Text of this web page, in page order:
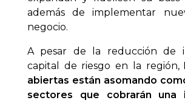
además de implementar
negocio.
A pesar de la reducción de
capital de riesgo en la región,
abiertas están asomando
sectores que cobrarán una